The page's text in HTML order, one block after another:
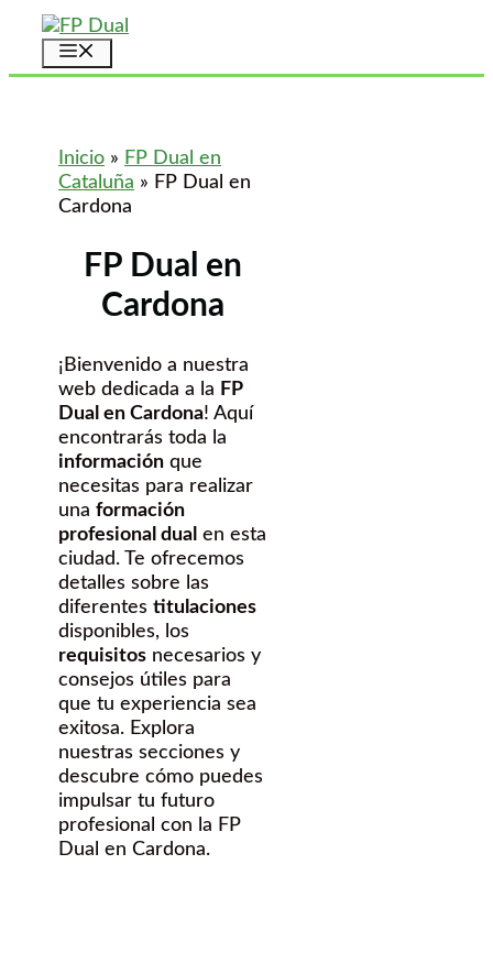
Saltar
contenido
Inicio » FP Dual en
Cataluña » FP Dual en
Cardona
FP Dual en
Cardona
¡Bienvenido a nuestra
web dedicada a la FP
Dual en Cardona! Aquí
encontrarás toda la
información que
necesitas para realizar
una formación
profesional dual en esta
ciudad. Te ofrecemos
detalles sobre las
diferentes titulaciones
disponibles, los
requisitos necesarios y
consejos útiles para
que tu experiencia sea
exitosa. Explora
nuestras secciones y
descubre cómo puedes
impulsar tu futuro
profesional con la FP
Dual en Cardona.